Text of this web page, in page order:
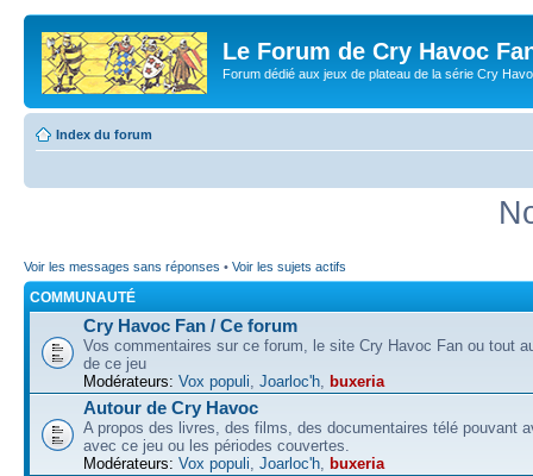
Le Forum de Cry Havoc
Forum dédié aux jeux de plateau de la série Cry
Index du forum
Voir les messages sans réponses • Voir les sujets actifs
COMMUNAUTÉ
Cry Havoc Fan / Ce forum
Vos commentaires sur ce forum, le site Cry Havoc Fan ou tout
de ce jeu
Modérateurs: Vox populi, Joarloc'h, buxeria
Autour de Cry Havoc
A propos des livres, des films, des documentaires télé pouvant
avec ce jeu ou les périodes couvertes.
Modérateurs: Vox populi, Joarloc'h, buxeria